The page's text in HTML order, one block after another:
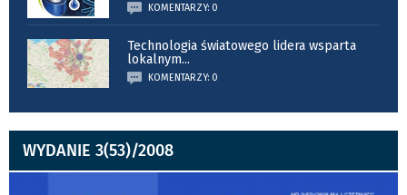
KOMENTARZY: 0
Technologia światowego lidera wsparta
lokalnym...
KOMENTARZY: 0
WYDANIE 3(53)/2008